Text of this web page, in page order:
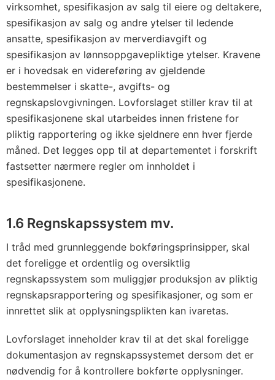
virksomhet, spesifikasjon av salg til eiere og deltakere,
spesifikasjon av salg og andre ytelser til ledende
ansatte, spesifikasjon av merverdiavgift og
spesifikasjon av lønnsoppgavepliktige ytelser. Kravene
er i hovedsak en videreføring av gjeldende
bestemmelser i skatte-, avgifts- og
regnskapslovgivningen. Lovforslaget stiller krav til at
spesifikasjonene skal utarbeides innen fristene for
pliktig rapportering og ikke sjeldnere enn hver fjerde
måned. Det legges opp til at departementet i forskrift
fastsetter nærmere regler om innholdet i
spesifikasjonene.
1.6 Regnskapssystem mv.
I tråd med grunnleggende bokføringsprinsipper, skal
det foreligge et ordentlig og oversiktlig
regnskapssystem som muliggjør produksjon av pliktig
regnskapsrapportering og spesifikasjoner, og som er
innrettet slik at opplysningsplikten kan ivaretas.
Lovforslaget inneholder krav til at det skal foreligge
dokumentasjon av regnskapssystemet dersom det er
nødvendig for å kontrollere bokførte opplysninger.